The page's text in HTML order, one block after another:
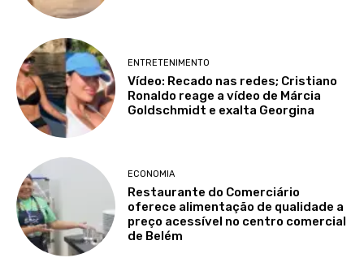
ENTRETENIMENTO
Vídeo: Recado nas redes; Cristiano
Ronaldo reage a vídeo de Márcia
Goldschmidt e exalta Georgina
ECONOMIA
Restaurante do Comerciário
oferece alimentação de qualidade a
preço acessível no centro comercial
de Belém